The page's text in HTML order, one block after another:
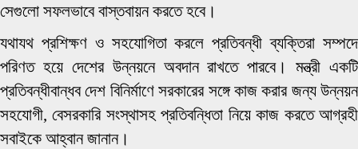
সেগুলো সফলভাবে বাস্তবায়ন করতে হবে।
যথাযথ প্রশিক্ষণ ও সহযোগিতা করলে প্রতিবন্ধী ব্যক্তিরা সম্পদে
পরিণত হয়ে দেশের উন্নয়নে অবদান রাখতে পারবে। মন্ত্রী একটি
প্রতিবন্ধীবান্ধব দেশ বিনির্মাণে সরকারের সঙ্গে কাজ করার জন্য উন্নয়ন
সহযোগী, বেসরকারি সংস্থাসহ প্রতিবন্ধিতা নিয়ে কাজ করতে আগ্রহী
সবাইকে আহ্বান জানান।